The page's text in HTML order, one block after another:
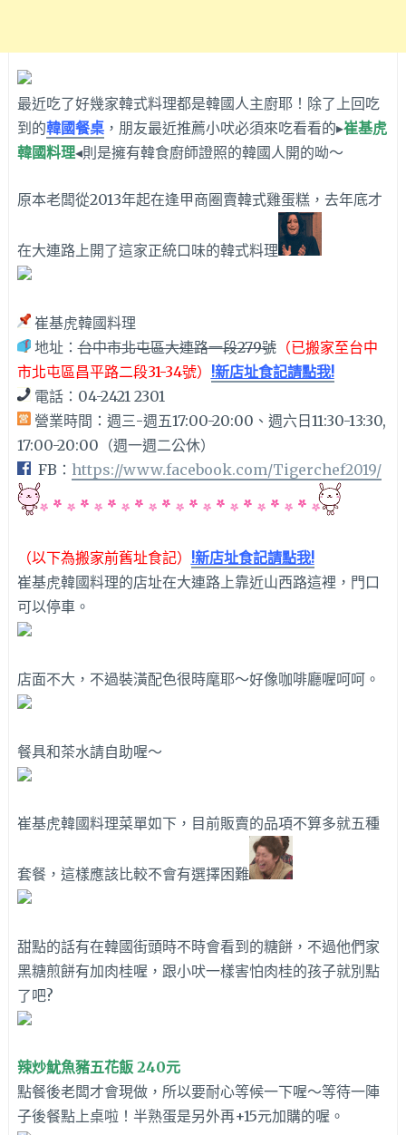
最近吃了好幾家韓式料理都是韓國人主廚耶！除了上回吃
到的韓國餐桌，朋友最近推薦小吠必須來吃看看的▸崔基虎
韓國料理◂則是擁有韓食廚師證照的韓國人開的呦～
原本老闆從2013年起在逢甲商圈賣韓式雞蛋糕，去年底才
在大連路上開了這家正統口味的韓式料理
崔基虎韓國料理
地址：台中市北屯區大連路一段279號（已搬家至台中
市北屯區昌平路二段31-34號） !新店址食記請點我!
電話：04-2421 2301
營業時間：週三-週五17:00-20:00、週六日11:30-13:30,
17:00-20:00（週一週二公休）
FB： https://www.facebook.com/Tigerchef2019/
（以下為搬家前舊址食記） !新店址食記請點我!
崔基虎韓國料理的店址在大連路上靠近山西路這裡，門口
可以停車。
店面不大，不過裝潢配色很時麾耶～好像咖啡廳喔呵呵。
餐具和茶水請自助喔～
崔基虎韓國料理菜單如下，目前販賣的品項不算多就五種
套餐，這樣應該比較不會有選擇困難
甜點的話有在韓國街頭時不時會看到的糖餅，不過他們家
黑糖煎餅有加肉桂喔，跟小吠一樣害怕肉桂的孩子就別點
了吧?
辣炒魷魚豬五花飯 240元
點餐後老闆才會現做，所以要耐心等候一下喔～等待一陣
子後餐點上桌啦！半熟蛋是另外再+15元加購的喔。